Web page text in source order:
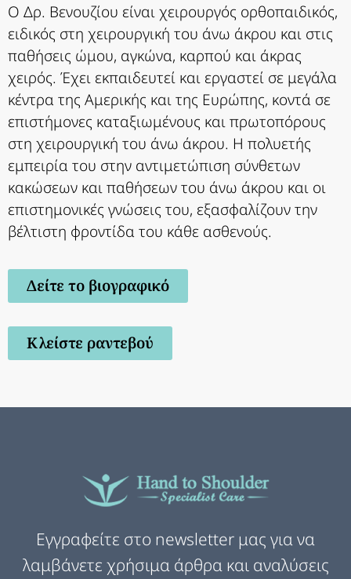
Ο Δρ. Βενουζίου είναι χειρουργός ορθοπαιδικός,
ειδικός στη χειρουργική του άνω άκρου και στις
παθήσεις ώμου, αγκώνα, καρπού και άκρας
χειρός. Έχει εκπαιδευτεί και εργαστεί σε μεγάλα
κέντρα της Αμερικής και της Ευρώπης, κοντά σε
επιστήμονες καταξιωμένους και πρωτοπόρους
στη χειρουργική του άνω άκρου. Η πολυετής
εμπειρία του στην αντιμετώπιση σύνθετων
κακώσεων και παθήσεων του άνω άκρου και οι
επιστημονικές γνώσεις του, εξασφαλίζουν την
βέλτιστη φροντίδα του κάθε ασθενούς.
Δείτε το βιογραφικό
Κλείστε ραντεβού
Εγγραφείτε στο newsletter μας για να
λαμβάνετε χρήσιμα άρθρα και αναλύσεις